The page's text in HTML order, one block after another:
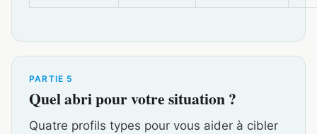
PARTIE 5
Quel abri pour votre situation ?
Quatre profils types pour vous aider à cibler